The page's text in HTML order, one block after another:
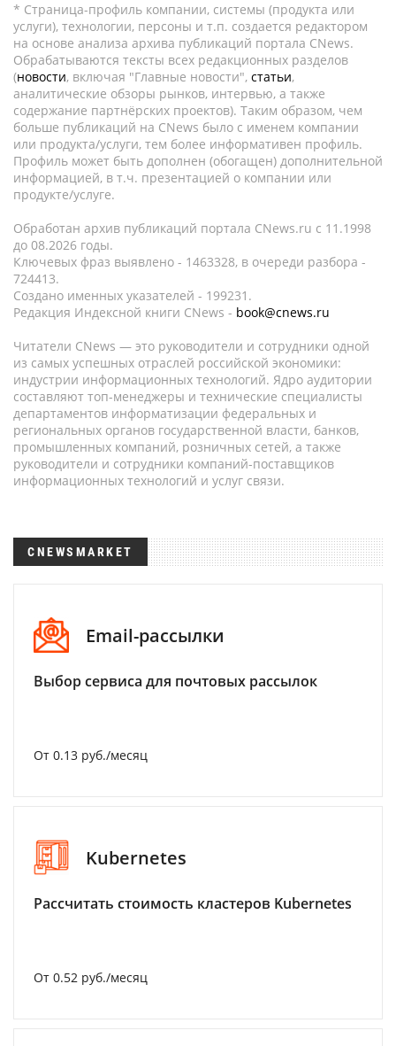
* Страница-профиль компании, системы (продукта или
услуги), технологии, персоны и т.п. создается редактором
на основе анализа архива публикаций портала CNews.
Обрабатываются тексты всех редакционных разделов
(новости, включая "Главные новости", статьи,
аналитические обзоры рынков, интервью, а также
содержание партнёрских проектов). Таким образом, чем
больше публикаций на CNews было с именем компании
или продукта/услуги, тем более информативен профиль.
Профиль может быть дополнен (обогащен) дополнительной
информацией, в т.ч. презентацией о компании или
продукте/услуге.
Обработан архив публикаций портала CNews.ru c 11.1998
до 08.2026 годы.
Ключевых фраз выявлено - 1463328, в очереди разбора -
724413.
Создано именных указателей - 199231.
Редакция Индексной книги CNews - book@cnews.ru
Читатели CNews — это руководители и сотрудники одной
из самых успешных отраслей российской экономики:
индустрии информационных технологий. Ядро аудитории
составляют топ-менеджеры и технические специалисты
департаментов информатизации федеральных и
региональных органов государственной власти, банков,
промышленных компаний, розничных сетей, а также
руководители и сотрудники компаний-поставщиков
информационных технологий и услуг связи.
CNEWSMARKET
Email-рассылки
Выбор сервиса для почтовых рассылок
От 0.13 руб./месяц
Kubernetes
Рассчитать стоимость кластеров Kubernetes
От 0.52 руб./месяц